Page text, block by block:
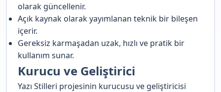
olarak güncellenir.
Açık kaynak olarak yayımlanan teknik bir bileşen
içerir.
Gereksiz karmaşadan uzak, hızlı ve pratik bir
kullanım sunar.
Kurucu ve Geliştirici
Yazı Stilleri projesinin kurucusu ve geliştiricisi